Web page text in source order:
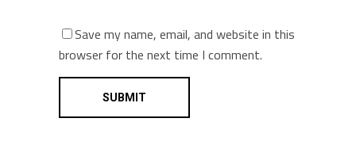
Save my name, email, and website in this
browser for the next time I comment.